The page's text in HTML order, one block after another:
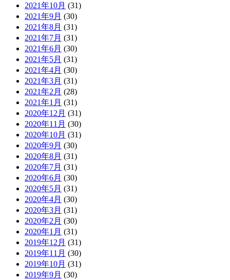
2021年10月 (31)
2021年9月 (30)
2021年8月 (31)
2021年7月 (31)
2021年6月 (30)
2021年5月 (31)
2021年4月 (30)
2021年3月 (31)
2021年2月 (28)
2021年1月 (31)
2020年12月 (31)
2020年11月 (30)
2020年10月 (31)
2020年9月 (30)
2020年8月 (31)
2020年7月 (31)
2020年6月 (30)
2020年5月 (31)
2020年4月 (30)
2020年3月 (31)
2020年2月 (30)
2020年1月 (31)
2019年12月 (31)
2019年11月 (30)
2019年10月 (31)
2019年9月 (30)